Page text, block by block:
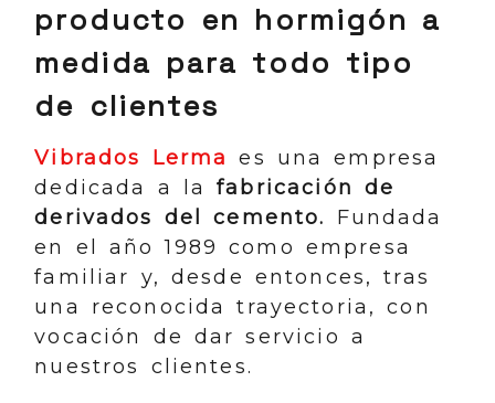
producto en hormigón a
medida para todo tipo
de clientes
Vibrados Lerma es una empresa
dedicada a lafabricación de
derivados del cemento.
Fundada
en el año 1989 como empresa
familiar y, desde entonces, tras
una reconocida trayectoria, con
vocación de dar servicio a
nuestros clientes.